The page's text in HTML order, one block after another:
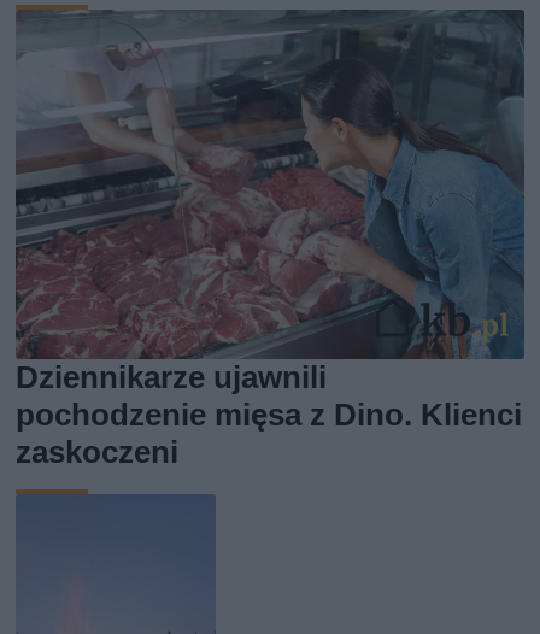
Dziennikarze ujawnili
pochodzenie mięsa z Dino. Klienci
zaskoczeni